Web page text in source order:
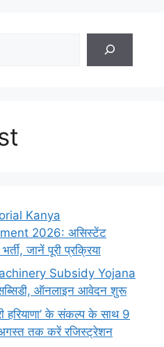
Kanya
2026: असिस्टेंट
जानें पूरी प्रक्रिया
Subsidy Yojana
ऑनलाइन आवेदन शुरू
हरियाणा’ के संकल्प के साथ 9
तक करें रजिस्ट्रेशन